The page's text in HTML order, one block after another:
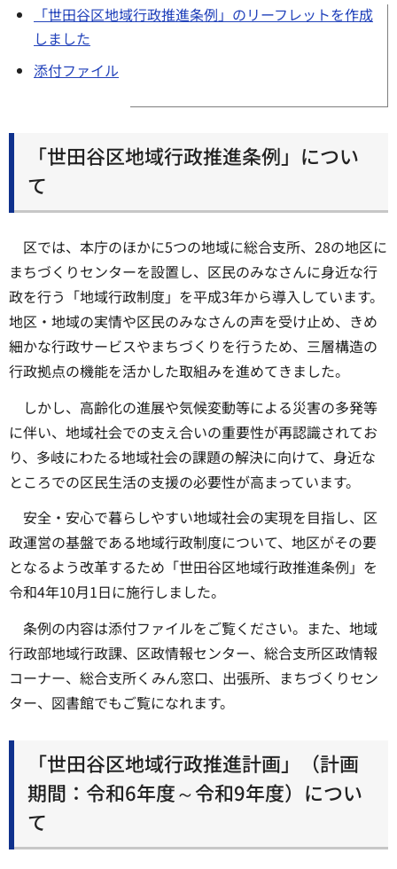
「世田谷区地域行政推進条例」のリーフレットを作成
しました
添付ファイル
「世田谷区地域行政推進条例」につい
て
区では、本庁のほかに5つの地域に総合支所、28の地区に
まちづくりセンターを設置し、区民のみなさんに身近な行
政を行う「地域行政制度」を平成3年から導入しています。
地区・地域の実情や区民のみなさんの声を受け止め、きめ
細かな行政サービスやまちづくりを行うため、三層構造の
行政拠点の機能を活かした取組みを進めてきました。
しかし、高齢化の進展や気候変動等による災害の多発等
に伴い、地域社会での支え合いの重要性が再認識されてお
り、多岐にわたる地域社会の課題の解決に向けて、身近な
ところでの区民生活の支援の必要性が高まっています。
安全・安心で暮らしやすい地域社会の実現を目指し、区
政運営の基盤である地域行政制度について、地区がその要
となるよう改革するため「世田谷区地域行政推進条例」を
令和4年10月1日に施行しました。
条例の内容は添付ファイルをご覧ください。また、地域
行政部地域行政課、区政情報センター、総合支所区政情報
コーナー、総合支所くみん窓口、出張所、まちづくりセン
ター、図書館でもご覧になれます。
「世田谷区地域行政推進計画」（計画
期間：令和6年度～令和9年度）につい
て